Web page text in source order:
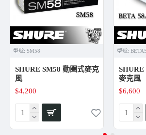
品名：AKG C5
系列：電容麥克風
指向：心型
頻寬：65 – 20000 Hz
等效噪聲電平：5 dB-A
信噪比：69 dB-A
最大聲壓：SPL（對於 1% THD）150 dB
阻抗：200 歐姆
推薦負載阻抗：2000 歐姆
型號: SM58
SHURE SM58 動圈式麥克
風
$4,200
型號:
SHURE
麥克風
$6,600